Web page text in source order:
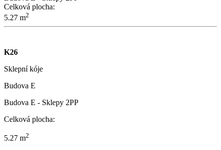
Celková plocha:
5.27 m2
K26
Sklepní kóje
Budova E
Budova E - Sklepy 2PP
Celková plocha:
5.27 m2